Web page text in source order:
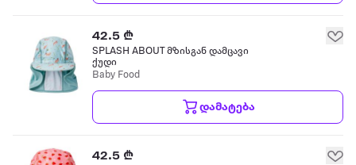
42.5 ₾
SPLASH ABOUT მზისგან დამცავი
ქუდი
Baby Food
დამატება
42.5 ₾